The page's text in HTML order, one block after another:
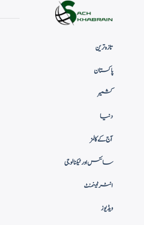
تازہ ترین
پاکستان
کشمیر
دنیا
آج کے کالمز
سائنس اور ٹیکنالوجی
انٹرٹینمنٹ
ویڈیوز